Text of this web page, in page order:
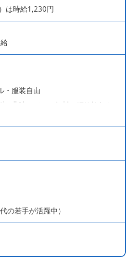
は時給1,230円
・服装自由
、北陸などへの無料の研修旅行あり
ない食 あり
の若手が活躍中）